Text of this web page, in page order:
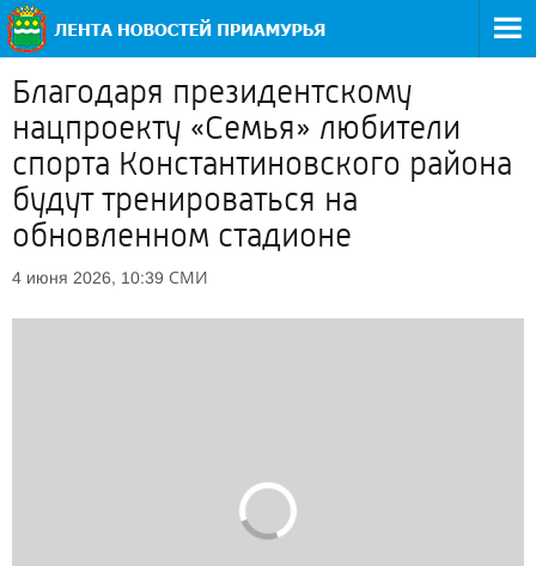
Благодаря президентскому
нацпроекту «Семья» любители
спорта Константиновского района
будут тренироваться на
обновленном стадионе
4 июня 2026, 10:39 СМИ